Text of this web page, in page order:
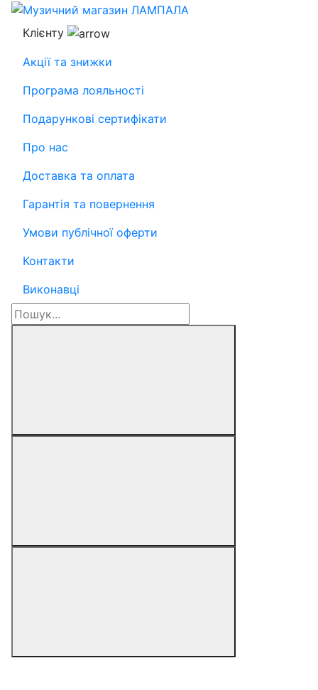
Клієнту
Акції та знижки
Програма лояльності
Подарункові сертифікати
Про нас
Доставка та оплата
Гарантія та повернення
Умови публічної оферти
Контакти
Виконавці